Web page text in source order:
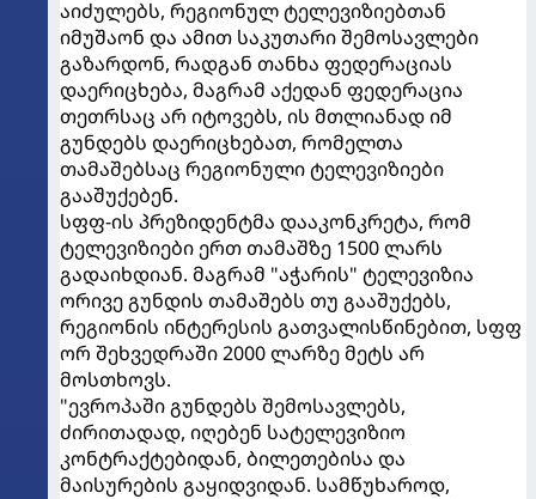
აიძულებს, რეგიონულ ტელევიზიებთან
იმუშაონ და ამით საკუთარი შემოსავლები
გაზარდონ, რადგან თანხა ფედერაციას
დაერიცხება, მაგრამ აქედან ფედერაცია
თეთრსაც არ იტოვებს, ის მთლიანად იმ
გუნდებს დაერიცხებათ, რომელთა
თამაშებსაც რეგიონული ტელევიზიები
გააშუქებენ.
სფფ-ის პრეზიდენტმა დააკონკრეტა, რომ
ტელევიზიები ერთ თამაშზე 1500 ლარს
გადაიხდიან. მაგრამ "აჭარის" ტელევიზია
ორივე გუნდის თამაშებს თუ გააშუქებს,
რეგიონის ინტერესის გათვალისწინებით, სფფ
ორ შეხვედრაში 2000 ლარზე მეტს არ
მოსთხოვს.
"ევროპაში გუნდებს შემოსავლებს,
ძირითადად, იღებენ სატელევიზიო
კონტრაქტებიდან, ბილეთებისა და
მაისურების გაყიდვიდან. სამწუხაროდ,